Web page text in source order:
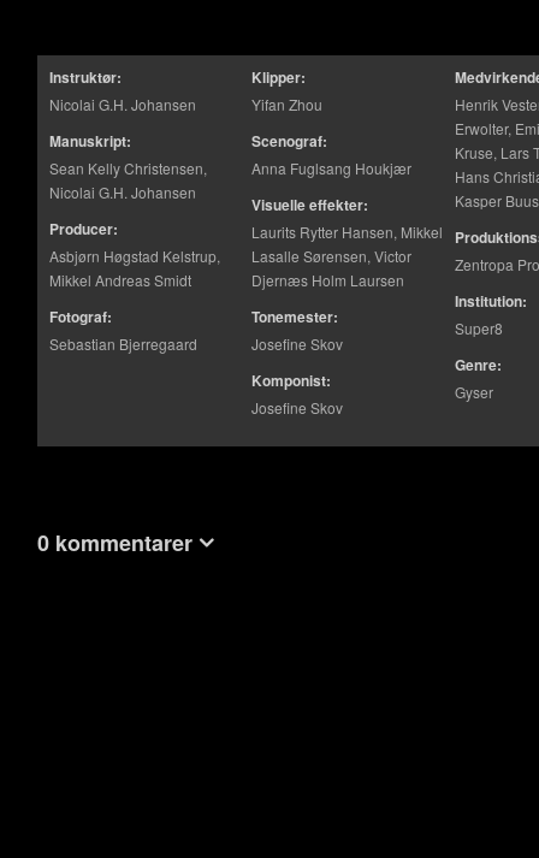
Instruktør:
Nicolai G.H. Johansen
Manuskript:
Sean Kelly Christensen,
Nicolai G.H. Johansen
Producer:
Asbjørn Høgstad Kelstrup,
Mikkel Andreas Smidt
Fotograf:
Sebastian Bjerregaard
Klipper:
Yifan Zhou
Scenograf:
Anna Fuglsang Houkjær
Visuelle effekter:
Laurits Rytter Hansen, Mikkel
Lasalle Sørensen, Victor
Djernæs Holm Laursen
Tonemester:
Josefine Skov
Komponist:
Josefine Skov
Henrik
Erwolter,
Kruse, Lars
Hans
Kasper
Zentropa
Institution:
Super8
Genre:
Gyser
0 kommentarer